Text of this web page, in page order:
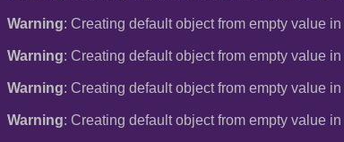
Warning: Creating default object from empty value in
Warning: Creating default object from empty value in
Warning: Creating default object from empty value in
Warning: Creating default object from empty value in